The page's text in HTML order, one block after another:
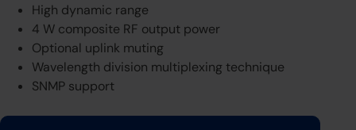
High dynamic range
4 W composite RF output power
Optional uplink muting
Wavelength division multiplexing technique
SNMP support